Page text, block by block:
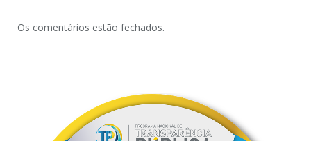
Os comentários estão fechados.